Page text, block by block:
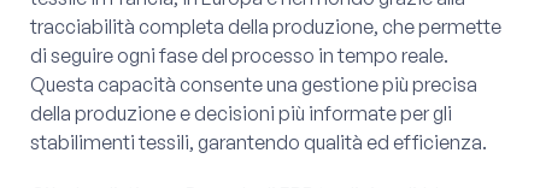
tracciabilità completa della produzione, che permette
di seguire ogni fase del processo in tempo reale.
Questa capacità consente una gestione più precisa
della produzione e decisioni più informate per gli
stabilimenti tessili, garantendo qualità ed efficienza.